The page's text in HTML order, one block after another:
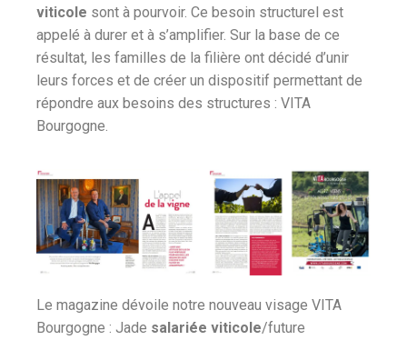
viticole sont à pourvoir. Ce besoin structurel est
appelé à durer et à s’amplifier. Sur la base de ce
résultat, les familles de la filière ont décidé d’unir
leurs forces et de créer un dispositif permettant de
répondre aux besoins des structures : VITA
Bourgogne.
Le magazine dévoile notre nouveau visage VITA
Bourgogne : Jade salariée viticole/future